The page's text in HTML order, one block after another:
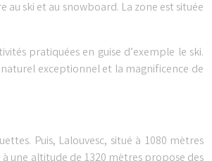
au ski et au snowboard. La zone est située
pratiquées en guise d’exemple le ski.
exceptionnel et la magnificence de
Puis, Lalouvesc, situé à 1080 mètres